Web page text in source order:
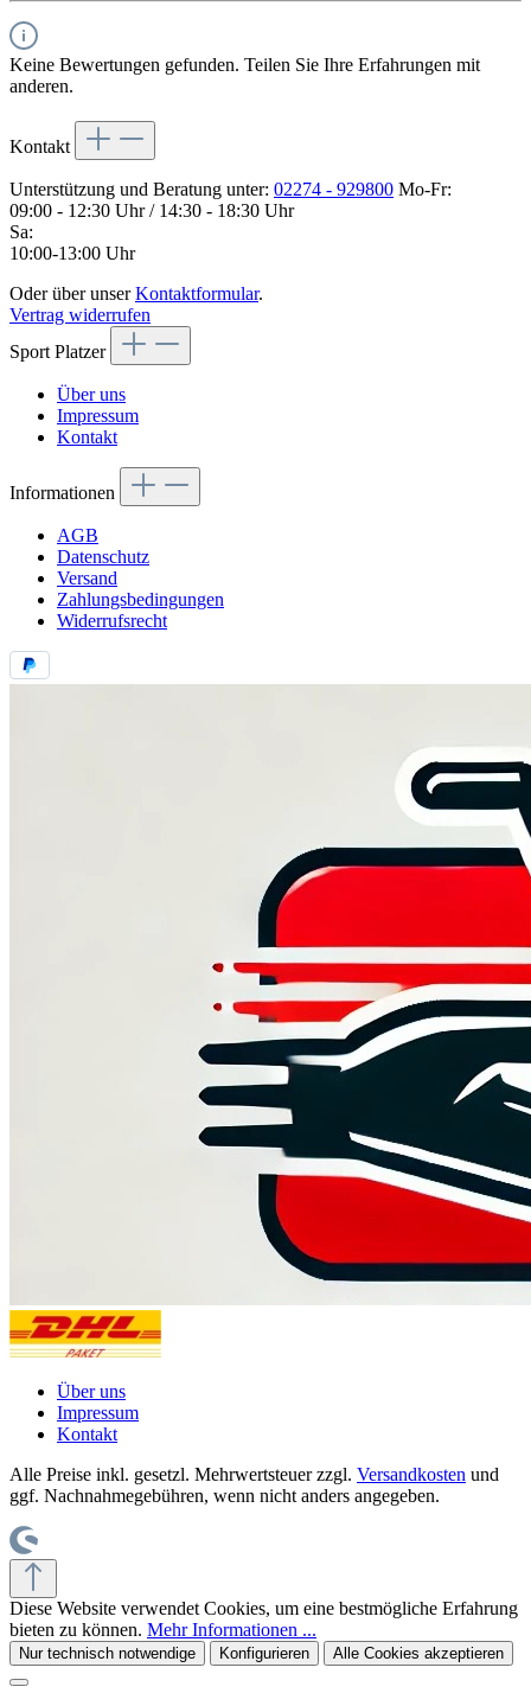
Keine Bewertungen gefunden. Teilen Sie Ihre Erfahrungen mit
anderen.
Kontakt
Unterstützung und Beratung unter: 02274 - 929800 Mo-Fr:
09:00 - 12:30 Uhr / 14:30 - 18:30 Uhr
Sa:
10:00-13:00 Uhr
Oder über unserKontaktformular.
Vertrag widerrufen
Sport Platzer
Über uns
Impressum
Kontakt
Informationen
AGB
Datenschutz
Versand
Zahlungsbedingungen
Widerrufsrecht
Über uns
Impressum
Kontakt
Alle Preise inkl. gesetzl. Mehrwertsteuer zzgl. Versandkosten und
ggf. Nachnahmegebühren, wenn nicht anders angegeben.
Diese Website verwendet Cookies, um eine bestmögliche Erfahrung
bieten zu können. Mehr Informationen ...
Nur technisch notwendige Konfigurieren Alle Cookies akzeptieren